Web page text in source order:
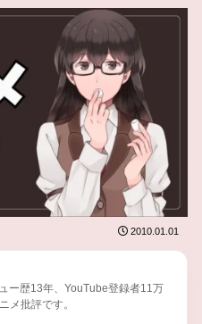
2010.01.01
ー歴13年、YouTube登録者11万
メ批評です。